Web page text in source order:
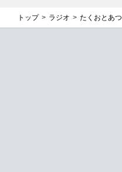
トップ ラジオ たくおとあ